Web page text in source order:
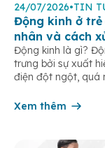
24/07/2026•TIN
Động kinh ở trẻ
nhân và cách
Động kinh là gì?
trưng bởi sự xuất
điện đột ngột, quá
Xem thêm